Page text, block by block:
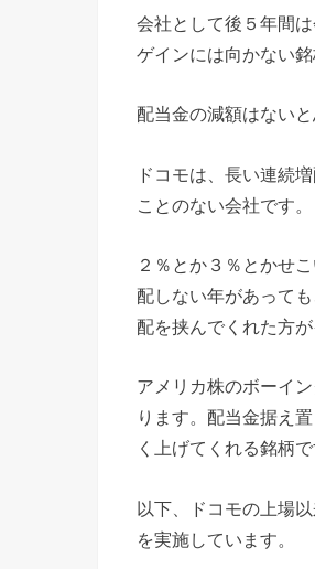
会社として後５年間
ゲインには向かない銘
配当金の減額はない
ドコモは、長い連続
ことのない会社です。
２％とか３％とかせ
配しない年があって
配を挟んでくれた方
アメリカ株のボーイ
ります。配当金据え
く上げてくれる銘柄で
以下、ドコモの上場
を実施しています。